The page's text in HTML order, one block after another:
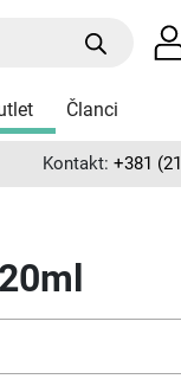
Članci
Kontakt: +381